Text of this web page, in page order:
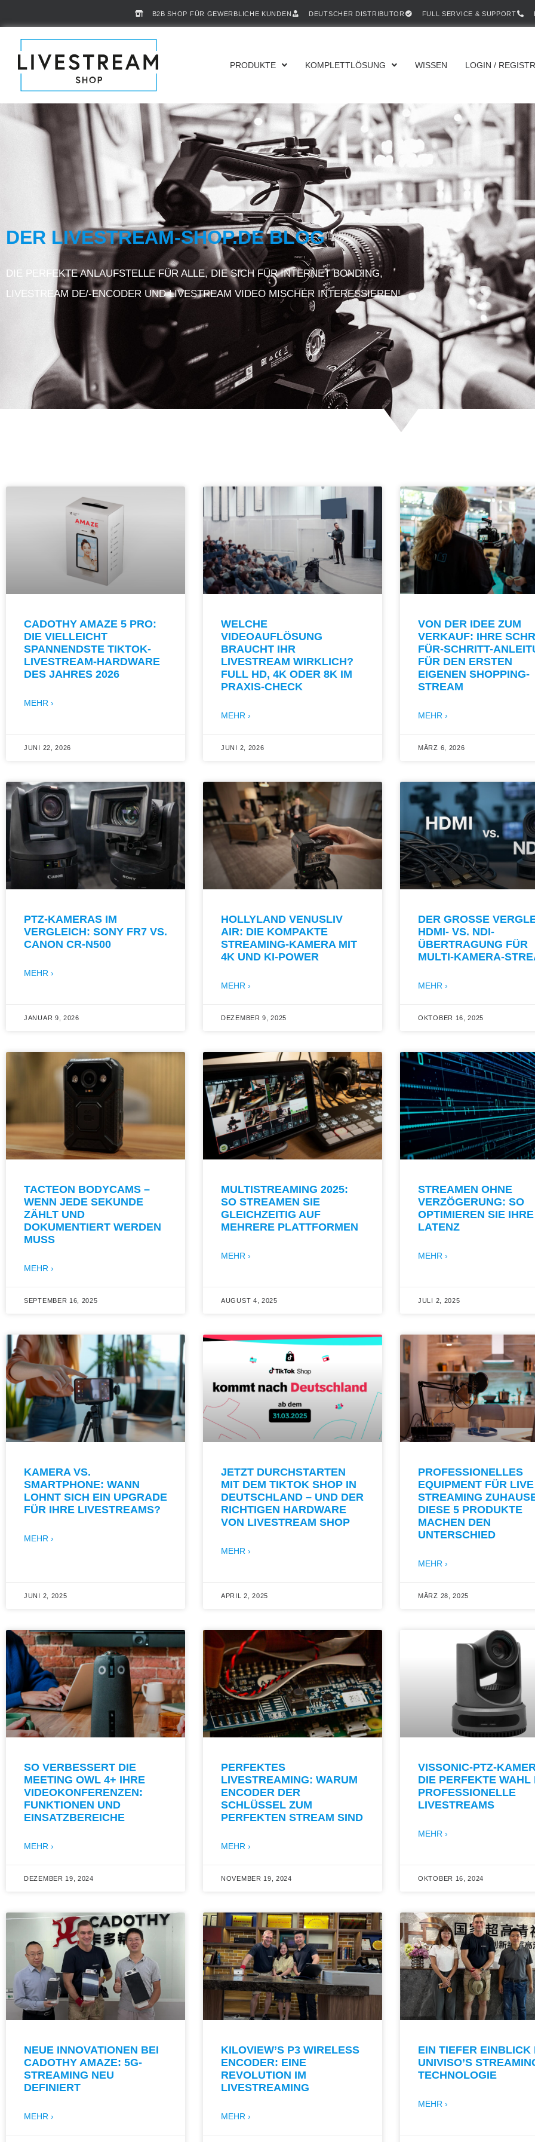
B2B SHOP FÜR GEWERBLICHE KUNDEN DEUTSCHER DISTRIBUTOR FULL SERVICE & SUPPORT
PRODUKTE KOMPLETTLÖSUNG WISSEN LOGIN /
DER LIVESTREAM-SHOP.DE BLOG
DIE PERFEKTE ANLAUFSTELLE FÜR ALLE, DIE SICH FÜR INTERNET BONDING,
LIVESTREAM DE/-ENCODER UND LIVESTREAM VIDEO MISCHER INTERESSIEREN!
CADOTHY AMAZE 5 PRO:
DIE VIELLEICHT
SPANNENDSTE TIKTOK-
LIVESTREAM-HARDWARE
DES JAHRES 2026
MEHR ›
JUNI 22, 2026
WELCHE
VIDEOAUFLÖSUNG
BRAUCHT IHR
LIVESTREAM WIRKLICH?
FULL HD, 4K ODER 8K IM
PRAXIS-CHECK
MEHR ›
JUNI 2, 2026
VON DER IDEE ZUM
VERKAUF: IHRE
FÜR-SCHRITT-
FÜR DEN ERSTEN
EIGENEN SHOPPING-
STREAM
MEHR ›
MÄRZ 6, 2026
PTZ-KAMERAS IM
VERGLEICH: SONY FR7 VS.
CANON CR-N500
MEHR ›
JANUAR 9, 2026
HOLLYLAND VENUSLIV
AIR: DIE KOMPAKTE
STREAMING-KAMERA MIT
4K UND KI-POWER
MEHR ›
DEZEMBER 9, 2025
DER GROSSE
DMI- VS. NDI-Ü
BERTRAGUNG FÜR M
ULTI-KAMERA-
MEHR ›
OKTOBER 16, 2025
TACTEON BODYCAMS –
WENN JEDE SEKUNDE
ZÄHLT UND
DOKUMENTIERT WERDEN
MUSS
MEHR ›
SEPTEMBER 16, 2025
MULTISTREAMING 2025:
SO STREAMEN SIE
GLEICHZEITIG AUF
MEHRERE PLATTFORMEN
MEHR ›
AUGUST 4, 2025
STREAMEN OHNE
VERZÖGERUNG: SO
OPTIMIEREN SIE IHRE
LATENZ
MEHR ›
JULI 2, 2025
KAMERA VS.
SMARTPHONE: WANN
LOHNT SICH EIN UPGRADE
FÜR IHRE LIVESTREAMS?
MEHR ›
JUNI 2, 2025
JETZT DURCHSTARTEN
MIT DEM TIKTOK SHOP IN
DEUTSCHLAND – UND DER
RICHTIGEN HARDWARE
VON LIVESTREAM SHOP
MEHR ›
APRIL 2, 2025
PROFESSIONELLES
EQUIPMENT FÜR LIVE
STREAMING
DIESE 5 PRODUKTE
MACHEN DEN
UNTERSCHIED
MEHR ›
MÄRZ 28, 2025
SO VERBESSERT DIE
MEETING OWL 4+ IHRE
VIDEOKONFERENZEN:
FUNKTIONEN UND
EINSATZBEREICHE
MEHR ›
DEZEMBER 19, 2024
PERFEKTES
LIVESTREAMING: WARUM
ENCODER DER
SCHLÜSSEL ZUM
PERFEKTEN STREAM SIND
MEHR ›
NOVEMBER 19, 2024
VISSONIC-PTZ-
DIE PERFEKTE WAHL
PROFESSIONELLE
LIVESTREAMS
MEHR ›
OKTOBER 16, 2024
NEUE INNOVATIONEN BEI
CADOTHY AMAZE: 5G-
STREAMING NEU
DEFINIERT
MEHR ›
KILOVIEW’S P3 WIRELESS
ENCODER: EINE
REVOLUTION IM
LIVESTREAMING
MEHR ›
EIN TIEFER EINBLICK
UNIVISO’S
TECHNOLOGIE
MEHR ›